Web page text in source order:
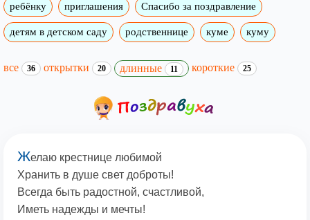
ребёнку приглашения Спасибо за поздравление
детям в детском саду родственнице куме куму
все 36 открытки 20 длинные 11 короткие 25
Желаю крестнице любимой
Хранить в душе свет доброты!
Всегда быть радостной, счастливой,
Иметь надежды и мечты!